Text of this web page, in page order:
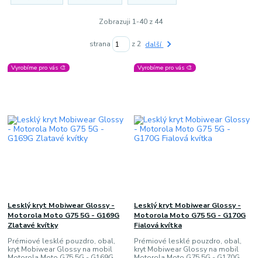
Zobrazuji 1-40 z 44
strana z 2 další
Vyrobíme pro vás 🎨
Lesklý kryt Mobiwear Glossy -
Motorola Moto G75 5G - G169G
Zlatavé kvítky
Prémiové lesklé pouzdro, obal,
kryt Mobiwear Glossy na mobil
Vyrobíme pro vás 🎨
Lesklý kryt Mobiwear Glossy -
Motorola Moto G75 5G - G170G
Fialová kvítka
Prémiové lesklé pouzdro, obal,
kryt Mobiwear Glossy na mobil